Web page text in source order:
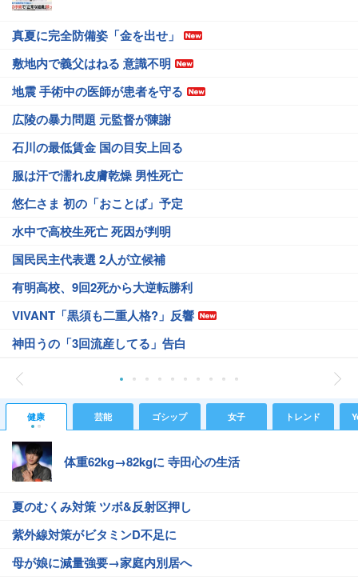
真夏に完全防備姿「金を出せ」
敷地内で義父はねる 意識不明
地震 手術中の医師が患者を守る
広陵の暴力問題 元監督が陳謝
石川の最低賃金 国の目安上回る
服は汗で濡れ皮膚乾燥 男性死亡
悠仁さま 初の「おことば」予定
水中で高校生死亡 死因が判明
国民民主代表選 2人が立候補
有明高校、9回2死から大逆転勝利
VIVANT「黒須も二重人格?」反響
神田うの「3回流産してる」告白
健康 芸能 ゴシップ 女子 トレンド
体重62kg→82kgに 寺田心の生活
夏のむくみ対策 ツボ&反射区押し
紫外線対策がビタミンD不足に
母が娘に減量強要→家庭内別居へ